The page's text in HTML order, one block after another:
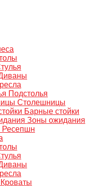
Подстолья
Столешницы
Барные стойки
Зоны ожидания
Ресепшн
Кроваты